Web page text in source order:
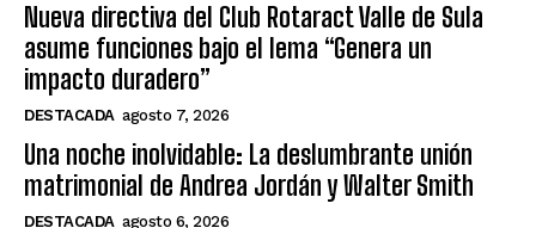
Nueva directiva del Club Rotaract Valle de Sula
asume funciones bajo el lema “Genera un
impacto duradero”
DESTACADA agosto 7, 2026
Una noche inolvidable: La deslumbrante unión
matrimonial de Andrea Jordán y Walter Smith
DESTACADA agosto 6, 2026